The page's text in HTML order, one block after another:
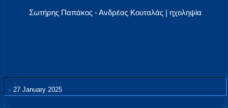
Σωτήρης Παπάκος - Ανδρέας Κουταλάς | ηχοληψία
27 January 2025